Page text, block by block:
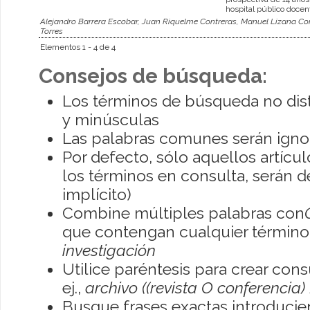
hospital público
Alejandro Barrera Escobar, Juan Riquelme Contreras, Manuel Lizana
Torres
Elementos 1 - 4 de 4
Consejos de búsqueda:
Los términos de búsqueda no
y minúsculas
Las palabras comunes serán
Por defecto, sólo aquellos
los términos en consulta, serán
implícito)
Combine múltiples palabras con
que contengan cualquier
investigación
Utilice paréntesis para crear
ej., archivo ((revista O conferencia)
Busque frases exactas